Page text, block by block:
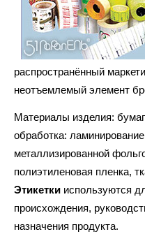
распространённый
неотъемлемый элемент
Материалы изделия:
обработка:
металлизированной
полиэтиленовая пленка,
Этикетки используются
происхождения,
назначения продукта.